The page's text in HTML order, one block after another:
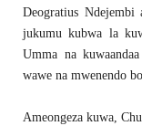
Deogratius Ndejembi
jukumu kubwa la
Umma na
wawe na mwenendo
Ameongeza kuwa,